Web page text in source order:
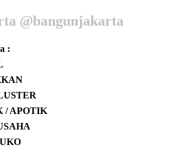
@bangunjakarta
:
/ APOTIK